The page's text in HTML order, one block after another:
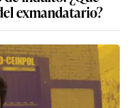
a favor del exmandatario?